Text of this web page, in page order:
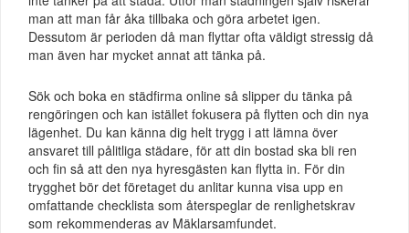
man att man får åka tillbaka och göra arbetet igen.
Dessutom är perioden då man flyttar ofta väldigt stressig då
man även har mycket annat att tänka på.
Sök och boka en städfirma online så slipper du tänka på
rengöringen och kan istället fokusera på flytten och din nya
lägenhet. Du kan känna dig helt trygg i att lämna över
ansvaret till pålitliga städare, för att din bostad ska bli ren
och fin så att den nya hyresgästen kan flytta in. För din
trygghet bör det företaget du anlitar kunna visa upp en
omfattande checklista som återspeglar de renlighetskrav
som rekommenderas av Mäklarsamfundet.